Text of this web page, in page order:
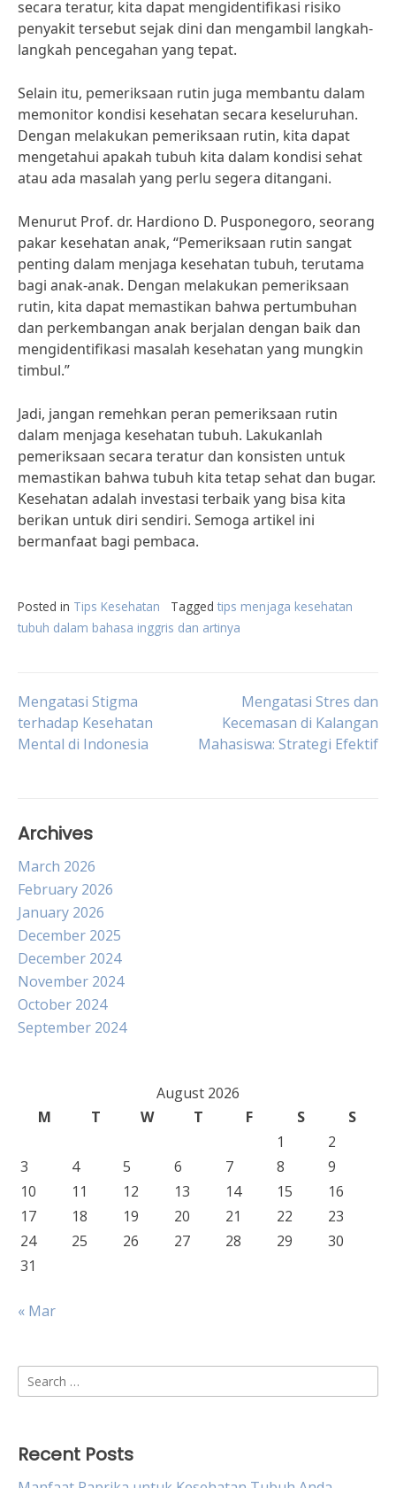
secara teratur, kita dapat mengidentifikasi risiko
penyakit tersebut sejak dini dan mengambil langkah-
langkah pencegahan yang tepat.
Selain itu, pemeriksaan rutin juga membantu dalam
memonitor kondisi kesehatan secara keseluruhan.
Dengan melakukan pemeriksaan rutin, kita dapat
mengetahui apakah tubuh kita dalam kondisi sehat
atau ada masalah yang perlu segera ditangani.
Menurut Prof. dr. Hardiono D. Pusponegoro, seorang
pakar kesehatan anak, “Pemeriksaan rutin sangat
penting dalam menjaga kesehatan tubuh, terutama
bagi anak-anak. Dengan melakukan pemeriksaan
rutin, kita dapat memastikan bahwa pertumbuhan
dan perkembangan anak berjalan dengan baik dan
mengidentifikasi masalah kesehatan yang mungkin
timbul.”
Jadi, jangan remehkan peran pemeriksaan rutin
dalam menjaga kesehatan tubuh. Lakukanlah
pemeriksaan secara teratur dan konsisten untuk
memastikan bahwa tubuh kita tetap sehat dan bugar.
Kesehatan adalah investasi terbaik yang bisa kita
berikan untuk diri sendiri. Semoga artikel ini
bermanfaat bagi pembaca.
Posted in Tips Kesehatan Tagged tips menjaga kesehatan
tubuh dalam bahasa inggris dan artinya
Post
navigation
Mengatasi Stigma
terhadap Kesehatan
Mental di Indonesia
Mengatasi Stres dan
Kecemasan di Kalangan
Mahasiswa: Strategi Efektif
Archives
March 2026
February 2026
January 2026
December 2025
December 2024
November 2024
October 2024
September 2024
August 2026
M
T W T F S
S
1
2
3
4 5 6 7 8
9
10
11 12 13 14 15
16
17
18 19 20 21 22
23
24
25 26 27 28 29
30
31
« Mar
Search
for:
Recent Posts